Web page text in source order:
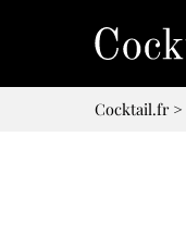
Cocktail.fr>